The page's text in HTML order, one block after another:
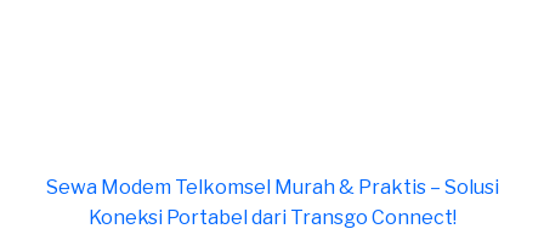
Sewa Modem Telkomsel Murah & Praktis – Solusi
Koneksi Portabel dari Transgo Connect!